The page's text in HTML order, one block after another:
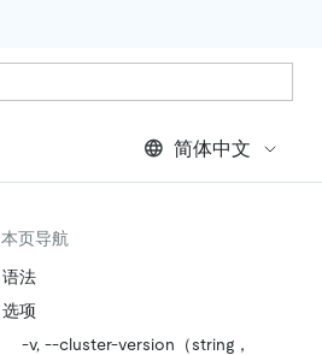
简体中文
本页导航
语法
选项
-v, --cluster-version（string，